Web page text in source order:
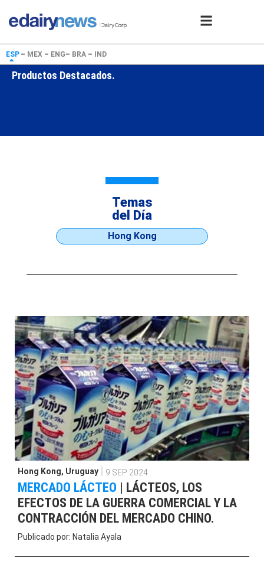
ESP– MEX – ENG– BRA – IND
Productos Destacados.
Temas
del Día
Hong Kong
Hong Kong, Uruguay 9 SEP 2024
MERCADO LÁCTEO | LÁCTEOS, LOS
EFECTOS DE LA GUERRA COMERCIAL Y LA
CONTRACCIÓN DEL MERCADO CHINO.
Publicado por: Natalia Ayala